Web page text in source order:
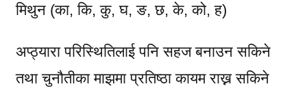
मिथुन (का, कि, कु, घ, ङ, छ, के, को, ह)
अप्ठ्यारा परिस्थितिलाई पनि सहज बनाउन सकिने
तथा चुनौतीका माझमा प्रतिष्ठा कायम राख्न सकिने